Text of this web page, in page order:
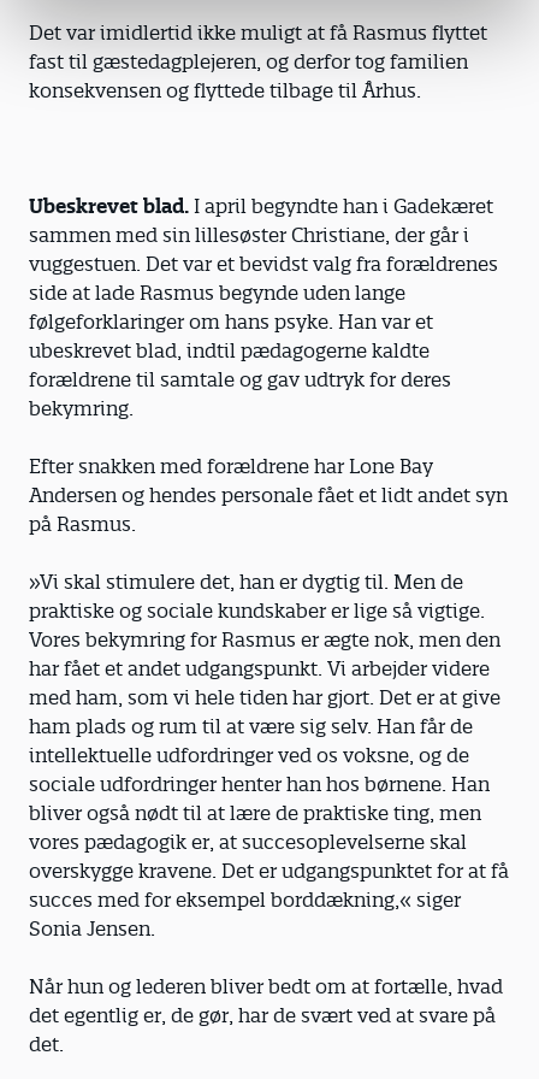
Det var imidlertid ikke muligt at få Rasmus flyttet
fast til gæstedagplejeren, og derfor tog familien
konsekvensen og flyttede tilbage til Århus.
Ubeskrevet blad. I april begyndte han i Gadekæret
sammen med sin lillesøster Christiane, der går i
vuggestuen. Det var et bevidst valg fra forældrenes
side at lade Rasmus begynde uden lange
følgeforklaringer om hans psyke. Han var et
ubeskrevet blad, indtil pædagogerne kaldte
forældrene til samtale og gav udtryk for deres
bekymring.
Efter snakken med forældrene har Lone Bay
Andersen og hendes personale fået et lidt andet syn
på Rasmus.
»Vi skal stimulere det, han er dygtig til. Men de
praktiske og sociale kundskaber er lige så vigtige.
Vores bekymring for Rasmus er ægte nok, men den
har fået et andet udgangspunkt. Vi arbejder videre
med ham, som vi hele tiden har gjort. Det er at give
ham plads og rum til at være sig selv. Han får de
intellektuelle udfordringer ved os voksne, og de
sociale udfordringer henter han hos børnene. Han
bliver også nødt til at lære de praktiske ting, men
vores pædagogik er, at succesoplevelserne skal
overskygge kravene. Det er udgangspunktet for at få
succes med for eksempel borddækning,« siger
Sonia Jensen.
Når hun og lederen bliver bedt om at fortælle, hvad
det egentlig er, de gør, har de svært ved at svare på
det.